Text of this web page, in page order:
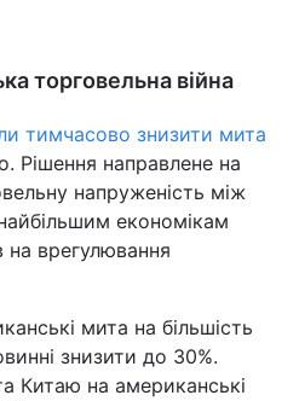
торговельна війна
тимчасово знизити мита
Рішення направлене на
напруженість між
економікам
на врегулювання
мита на більшість
знизити до 30%.
Китаю на американські